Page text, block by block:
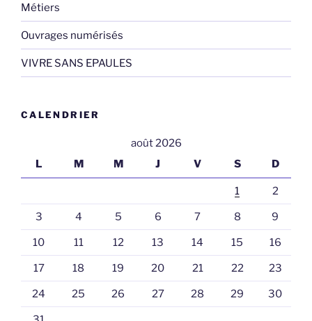
Métiers
Ouvrages numérisés
VIVRE SANS EPAULES
CALENDRIER
août 2026
L
M M J V S D
1 2
3 4 5 6 7 8 9
10 11 12 13 14 15 16
17 18 19 20 21 22 23
24 25 26 27 28 29 30